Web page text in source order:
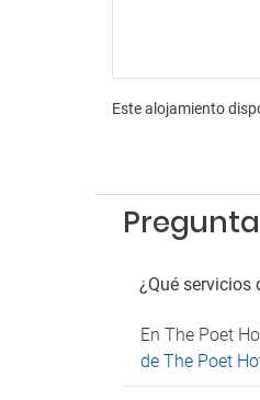
Este alojamiento
¿Qué servicios
En The Poet
de The Poet